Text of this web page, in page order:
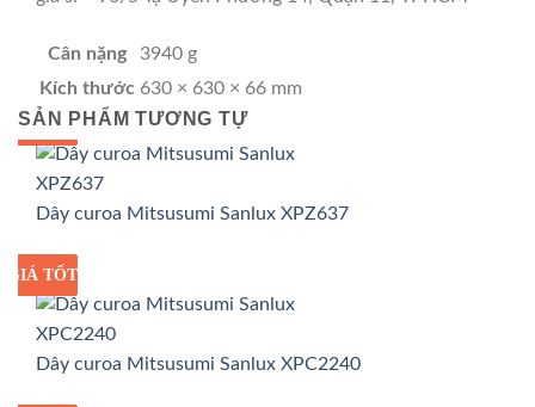
Cân nặng
3940 g
Kích thước 630 × 630 × 66 mm
SẢN PHẨM TƯƠNG TỰ
GIÁ SỈ
GIÁ TỐT
Dây curoa Mitsusumi Sanlux XPZ637
GIÁ SỈ
GIÁ TỐT
Dây curoa Mitsusumi Sanlux XPC2240